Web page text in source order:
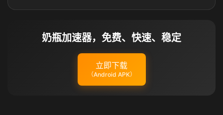
奶瓶加速器，免费、快速、稳定
立即下载
（Android APK）